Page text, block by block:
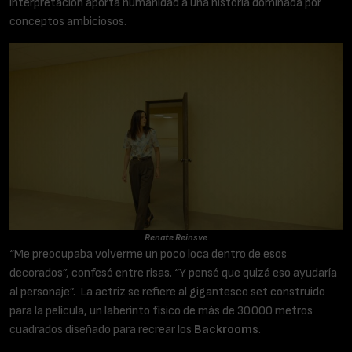
conceptos ambiciosos.
Renate Reinsve
“Me preocupaba volverme un poco loca dentro de esos
decorados”, confesó entre risas. “Y pensé que quizá eso ayudaría
al personaje”. La actriz se refiere al gigantesco set construido
para la película, un laberinto físico de más de 30.000 metros
cuadrados diseñado para recrear los Backrooms.